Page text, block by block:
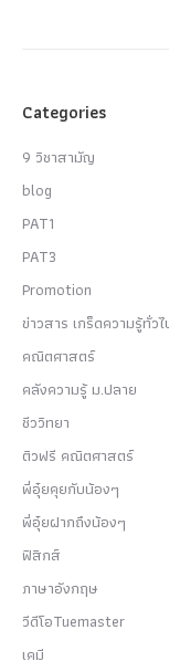
Categories
9 วิชาสามัญ
blog
PAT1
PAT3
Promotion
ข่าวสาร เกร็ดความรู้ทั่วไ
คณิตศาสตร์
คลังความรู้ ม.ปลาย
ชีววิทยา
ติวฟรี คณิตศาสตร์
พี่อุ๋ยคุยกับน้องๆ
พี่อุ๋ยฝากถึงน้องๆ
ฟิสิกส์
ภาษาอังกฤษ
วีดีโอTuemaster
เคมี